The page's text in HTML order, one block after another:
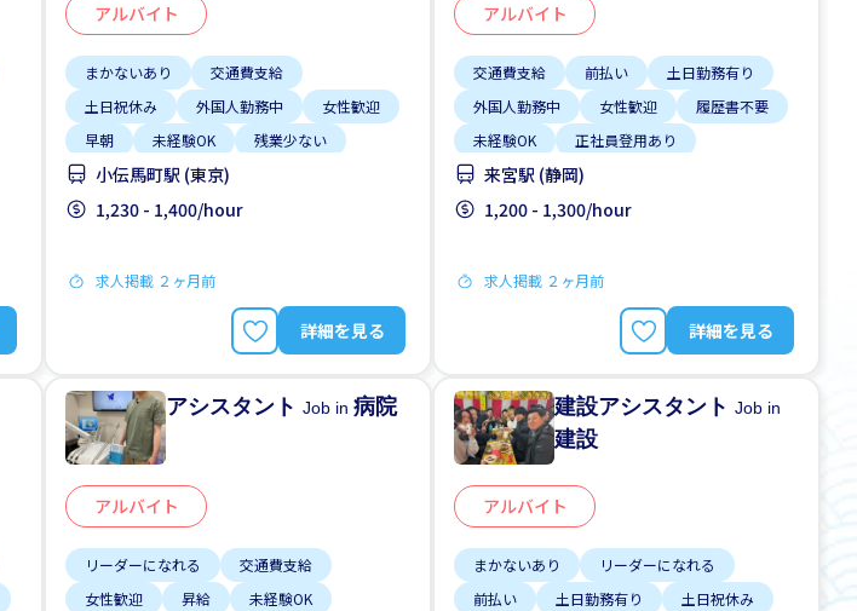
アルバイト
まかないあり
交通費支給
土日祝休み
外国人勤務中
女性歓迎
早朝
未経験OK
残業少ない
男性歓迎
小伝馬町駅 (東京)
1,230 - 1,400/hour
求人掲載 ２ヶ月前
詳細を見る
アルバイト
交通費支給 前払い
土日勤務有り
外国人勤務中
女性歓迎
履歴書不要
未経験OK
正社員登用あり
残業少ない
来宮駅 (静岡)
1,200 - 1,300/hour
求人掲載 ２ヶ月前
詳細を見る
アシスタントJob in病院
アルバイト
リーダーになれる
交通費支給
女性歓迎
昇給
未経験OK
建設アシスタントJob in
建設
アルバイト
まかないあり
リーダーになれる
前払い
土日勤務有り
土日祝休み